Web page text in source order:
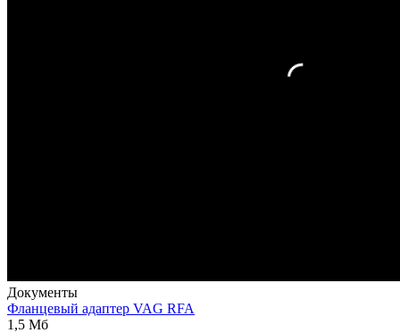
Документы
Фланцевый адаптер VAG RFA
1,5 Мб